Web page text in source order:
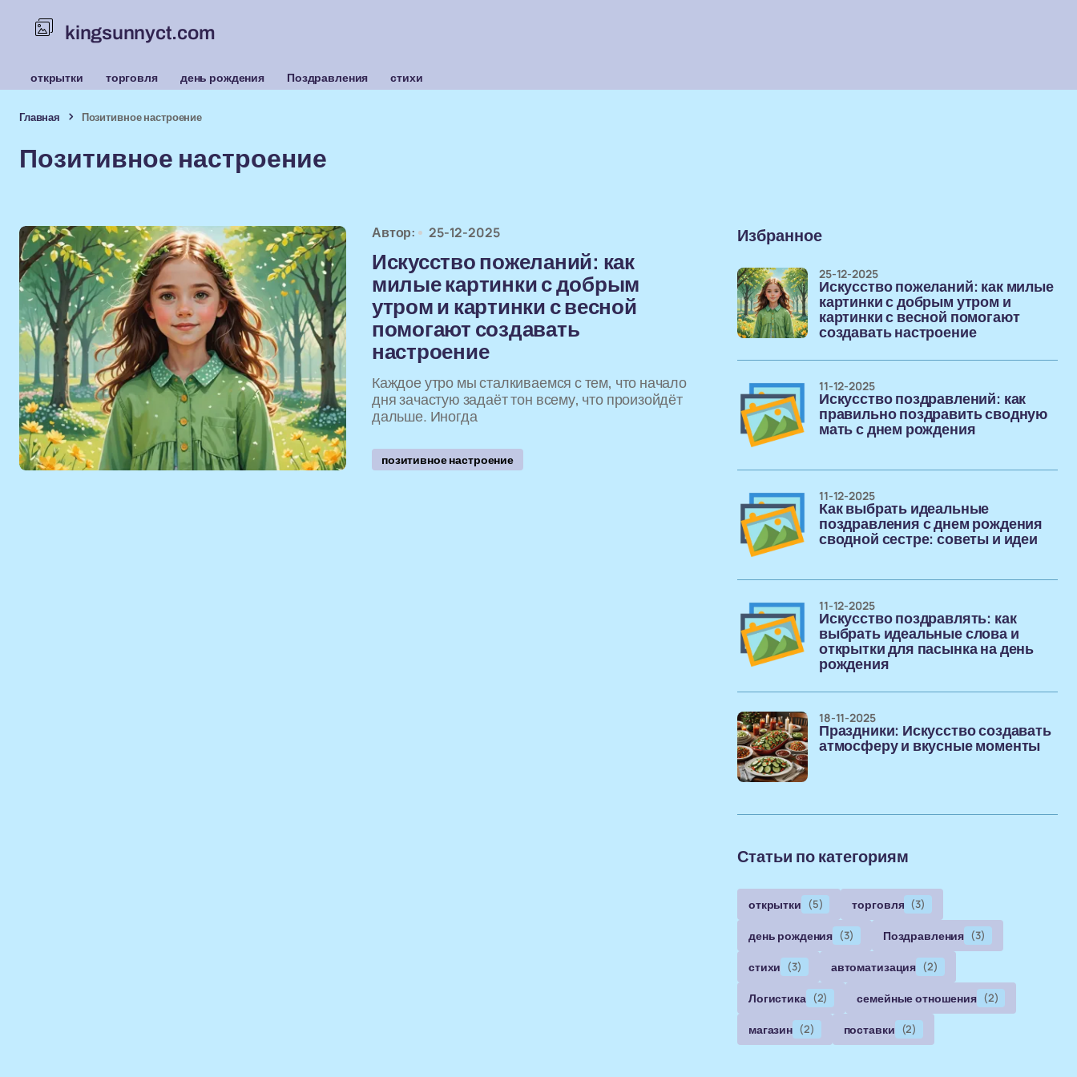
kingsunnyct.com
открытки торговля день рождения Поздравления стихи
Главная Позитивное настроение
Позитивное настроение
Автор: 25-12-2025
Искусство пожеланий: как
милые картинки с добрым
утром и картинки с весной
помогают создавать
настроение
Каждое утро мы сталкиваемся с тем, что начало
дня зачастую задаёт тон всему, что произойдёт
дальше. Иногда
позитивное настроение
Избранное
Искусство пожеланий: как милые
картинки с добрым утром и
картинки с весной помогают
создавать настроение
25-12-2025
Искусство поздравлений: как
правильно поздравить сводную
мать с днем рождения
11-12-2025
Как выбрать идеальные
поздравления с днем рождения
сводной сестре: советы и идеи
11-12-2025
Искусство поздравлять: как
выбрать идеальные слова и
открытки для пасынка на день
рождения
11-12-2025
Праздники: Искусство создавать
атмосферу и вкусные моменты
18-11-2025
Статьи по категориям
открытки (5) торговля (3)
день рождения (3) Поздравления (3)
стихи (3) автоматизация (2)
Логистика (2) семейные отношения (2)
магазин (2) поставки (2)